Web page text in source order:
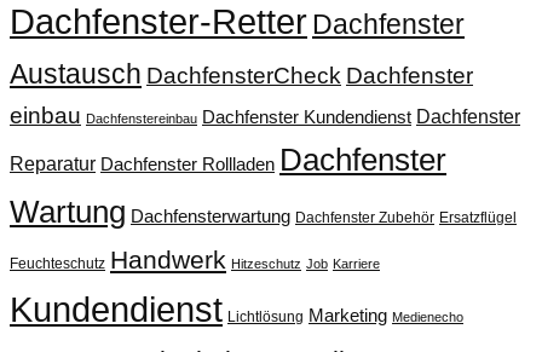
Dachfenster-RetterDachfenster
Austausch DachfensterCheck Dachfenster
einbau Dachfenstereinbau Dachfenster Kundendienst Dachfenster
Reparatur Dachfenster Rollladen Dachfenster
Wartung Dachfensterwartung Dachfenster Zubehör Ersatzflügel
Feuchteschutz Handwerk Hitzeschutz Job Karriere
Kundendienst Lichtlösung Marketing Medienecho